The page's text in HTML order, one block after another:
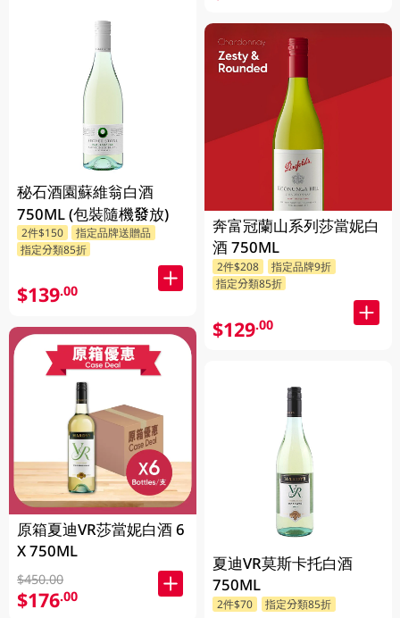
秘石酒園蘇維翁白酒
750ML (包裝隨機發放)
2件$150
指定品牌送贈品
指定分類85折
$139.00
原箱夏迪VR莎當妮白酒 6
X 750ML
$450.00
$176.00
奔富冠蘭山系列莎當妮白
酒 750ML
2件$208
指定品牌9折
指定分類85折
$129.00
夏迪VR莫斯卡托白酒
750ML
2件$70 指定分類85折